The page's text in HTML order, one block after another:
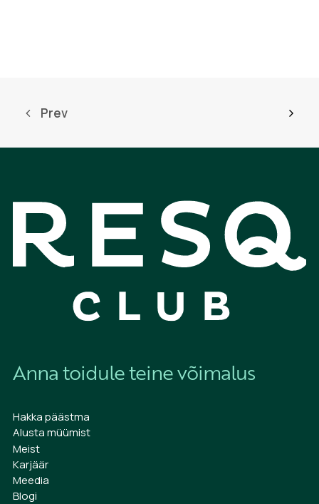
Prev
Anna toidule teine võimalus
Hakka päästma
Alusta müümist
Meist
Karjäär
Meedia
Blogi